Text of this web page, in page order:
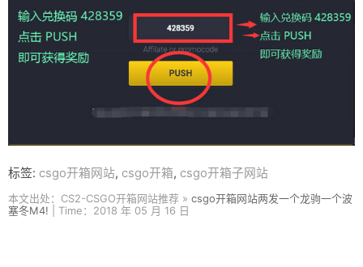
标签: csgo开箱网站, csgo开箱, csgo开箱子网站
本文出处：CS2-CSGO开箱网站推荐 » csgo开箱网站两发一个龙驹一个波
塞冬M4! | Time：2018 年 05 月 16 日